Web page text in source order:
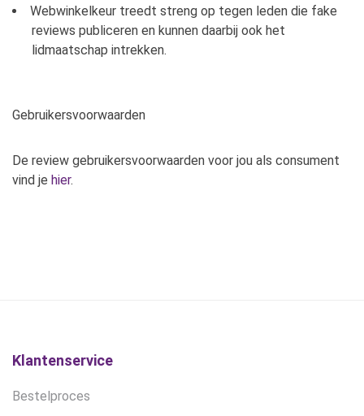
Webwinkelkeur treedt streng op tegen leden die fake
reviews publiceren en kunnen daarbij ook het
lidmaatschap intrekken.
Gebruikersvoorwaarden
De review gebruikersvoorwaarden voor jou als consument
vind je hier.
Klantenservice
Bestelproces